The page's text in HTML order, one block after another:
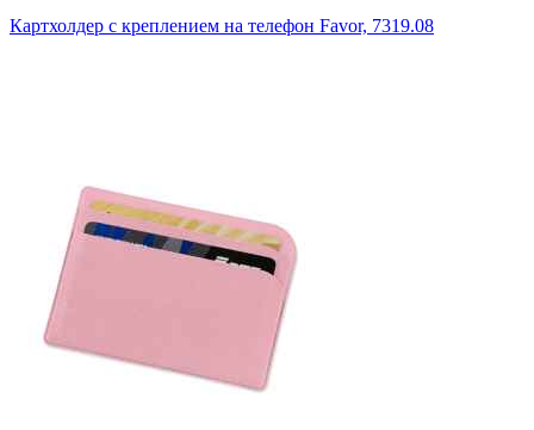
Картхолдер с креплением на телефон Favor, 7319.08